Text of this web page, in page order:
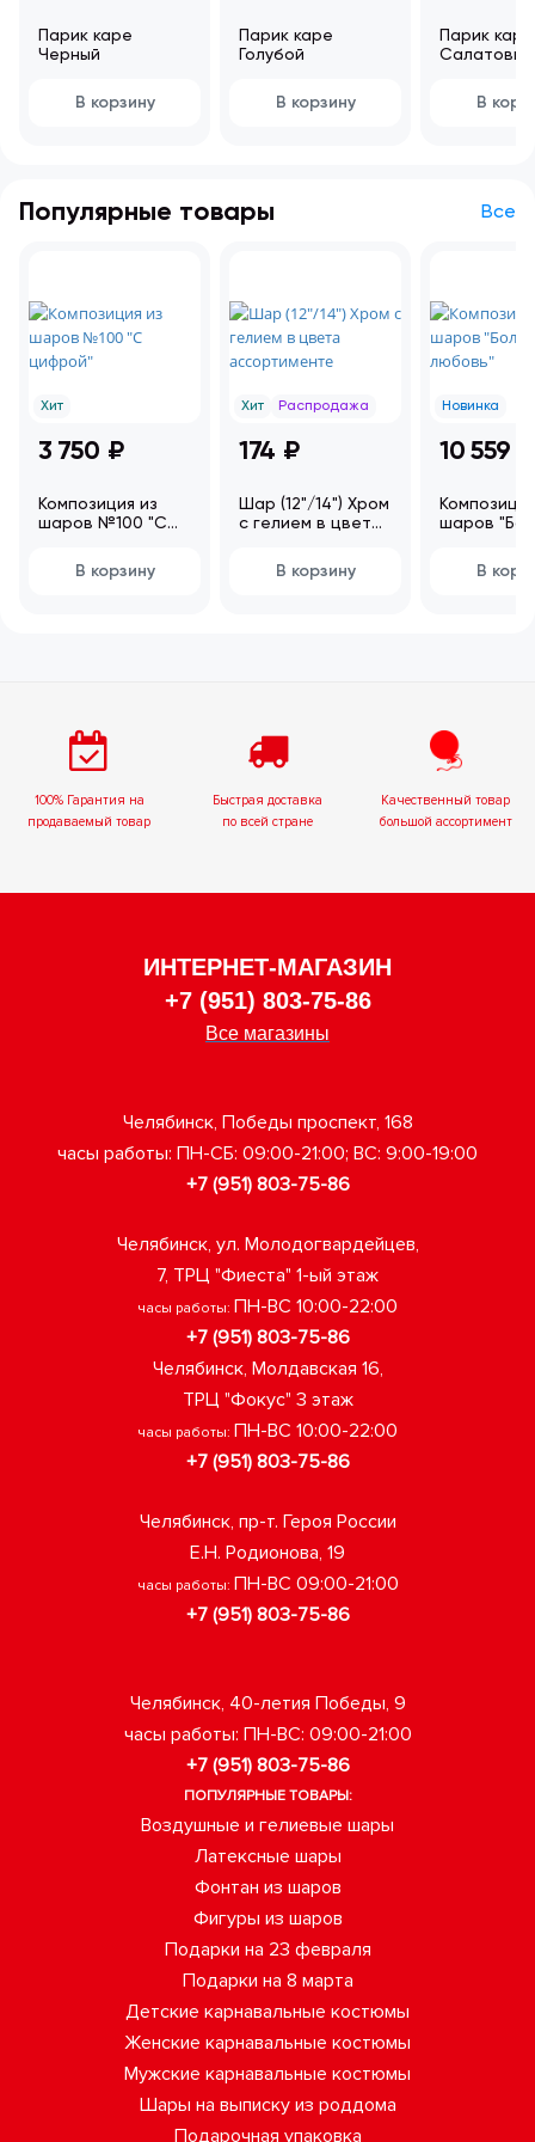
Парик каре
Черный
В корзину
Парик каре
Голубой
В корзину
Парик каре
Салатовый
В
Популярные товары Все
Хит
3 750 ₽
Композиция из
шаров №100 "С
В корзину
Хит Распродажа
174 ₽
Шар (12"/14") Хром
с гелием в цвета
В корзину
Новинка
10 559 ₽
шаров
В
100% Гарантия на
продаваемый товар
Быстрая доставка
по всей стране
Качественный товар
большой ассортимент
ИНТЕРНЕТ-МАГАЗИН
+7 (951) 803-75-86
Все магазины
Челябинск, Победы проспект, 168
часы работы: ПН-СБ: 09:00-21:00; ВС: 9:00-19:00
+7 (951) 803-75-86
Челябинск, ул. Молодогвардейцев,
7, ТРЦ "Фиеста" 1-ый этаж
часы работы: ПН-ВС 10:00-22:00
+7 (951) 803-75-86
Челябинск, Молдавская 16,
ТРЦ "Фокус" 3 этаж
часы работы: ПН-ВС 10:00-22:00
+7 (951) 803-75-86
Челябинск, пр-т. Героя России
Е.Н. Родионова, 19
часы работы: ПН-ВС 09:00-21:00
+7 (951) 803-75-86
Челябинск, 40-летия Победы, 9
часы работы: ПН-ВС: 09:00-21:00
+7 (951) 803-75-86
ПОПУЛЯРНЫЕ ТОВАРЫ:
Воздушные и гелиевые шары
Латексные шары
Фонтан из шаров
Фигуры из шаров
Подарки на 23 февраля
Подарки на 8 марта
Детские карнавальные костюмы
Женские карнавальные костюмы
Мужские карнавальные костюмы
Шары на выписку из роддома
Подарочная упаковка